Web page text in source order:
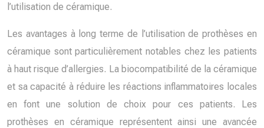
l’utilisation de céramique.
Les avantages à long terme de l’utilisation de prothèses en
céramique sont particulièrement notables chez les patients
à haut risque d’allergies. La biocompatibilité de la céramique
et sa capacité à réduire les réactions inflammatoires locales
en font une solution de choix pour ces patients. Les
prothèses en céramique représentent ainsi une avancée